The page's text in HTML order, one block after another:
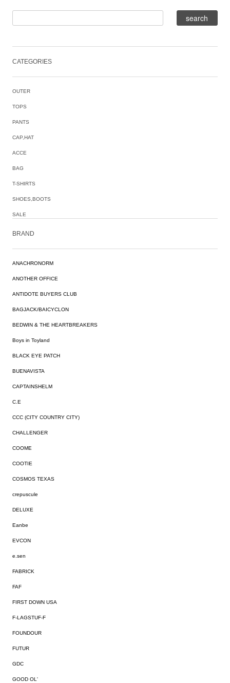
CATEGORIES
OUTER
TOPS
PANTS
CAP,HAT
ACCE
BAG
T-SHIRTS
SHOES,BOOTS
SALE
BRAND
ANACHRONORM
ANOTHER OFFICE
ANTIDOTE BUYERS CLUB
BAGJACK/BAICYCLON
BEDWIN & THE HEARTBREAKERS
Boys in Toyland
BLACK EYE PATCH
BUENAVISTA
CAPTAINSHELM
C.E
CCC (CITY COUNTRY CITY)
CHALLENGER
COOME
COOTIE
COSMOS TEXAS
crepuscule
DELUXE
Eanbe
EVCON
e.sen
FABRICK
FAF
FIRST DOWN USA
F-LAGSTUF-F
FOUNDOUR
FUTUR
GDC
GOOD OL'